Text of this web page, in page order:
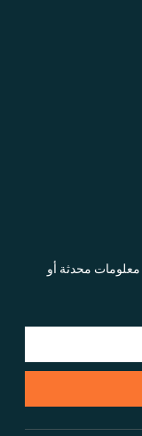
معلومات محدثة أو